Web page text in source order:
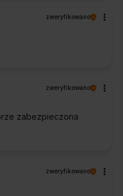
zweryfikowano
zweryfikowano
zabezpieczona
zweryfikowano